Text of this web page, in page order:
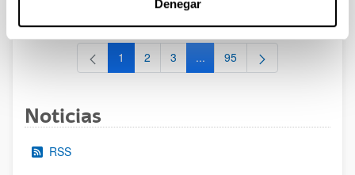
Denegar
al 30/07/2026 (ambos incluídos)
Página
1 Página
2 Página
3 ...Páginas intermedias Use TAB
Página
95
Noticias
RSS